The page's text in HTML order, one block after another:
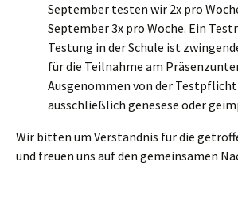
September testen wir 2x pro
September 3x pro Woche. Ein
Testung in der Schule ist
für die Teilnahme am
Ausgenommen von der
ausschließlich genesese oder
Wir bitten um Verständnis für die
und freuen uns auf den gemeinsamen